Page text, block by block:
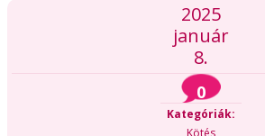
2025
január
8.
0
Kategóriák:
Kötés